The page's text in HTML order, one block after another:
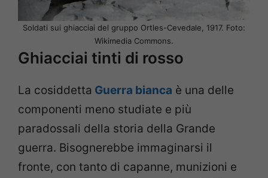
Soldati sui ghiacciai del gruppo Ortles-Cevedale, 1917. Foto:
Wikimedia Commons.
Ghiacciai tinti di rosso
La cosiddetta Guerra bianca è una delle
componenti meno studiate e più
paradossali della storia della Grande
guerra. Bisognerebbe immaginarsi il
fronte, con tanto di capanne, munizioni e